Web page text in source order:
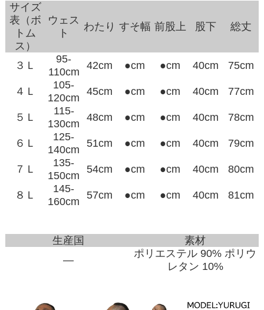
サイズ
表（ボ
トム
ス）
ウェス
ト
わたり すそ幅 前股上 股下 総丈
３Ｌ
95-
110cm
42cm ●cm ●cm 40cm 75cm
４Ｌ
105-
120cm
45cm ●cm ●cm 40cm 77cm
５Ｌ
115-
130cm
48cm ●cm ●cm 40cm 78cm
６Ｌ
125-
140cm
51cm ●cm ●cm 40cm 79cm
７Ｌ
135-
150cm
54cm ●cm ●cm 40cm 80cm
８Ｌ
145-
160cm
57cm ●cm ●cm 40cm 81cm
生産国
素材
―
ポリエステル 90% ポリウ
レタン 10%